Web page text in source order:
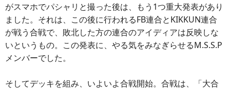
がスマホでパシャリと撮った後は、もう1つ重大発表があり
ました。それは、この後に行われるFB連合とKIKKUN連合
が戦う合戦で、敗北した方の連合のアイディアは反映しな
いというもの。この発表に、やる気をみなぎらせるM.S.S.P
メンバーでした。
そしてデッキを組み、いよいよ合戦開始。合戦は、「大合